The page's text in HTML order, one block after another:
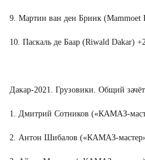
9. Мартин ван ден Бринк (Mammoet
10. Паскаль де Баар (Riwald Dakar)
Дакар-2021. Грузовики. Общий зачёт
1. Дмитрий Сотников («КАМАЗ-
2. Антон Шибалов («КАМАЗ-